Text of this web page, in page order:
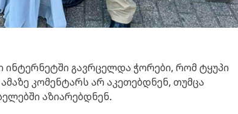
ინტერნეტში გავრცელდა ჭორები, რომ ტყუპი
კომენტარს არ აკეთებდნენ, თუმცა
აზიარებდნენ.